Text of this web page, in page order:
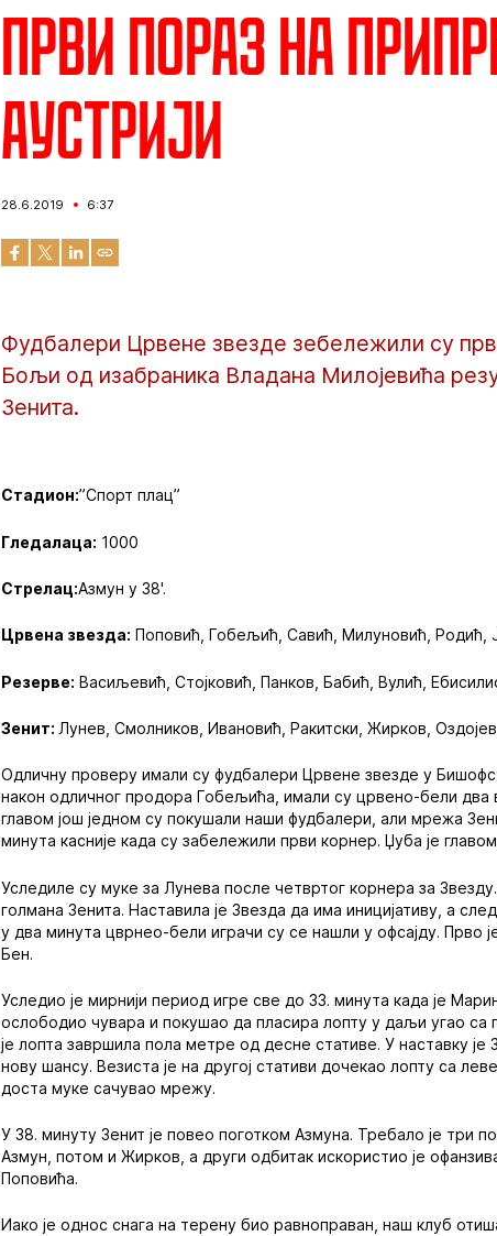
Први пораз на
Аустрији
28.6.2019 6:37
Фудбалери Црвене звезде зебележили су
Бољи од изабраника Владана Милојевића
Зенита.
Стадион:”Спорт плац”
Гледалаца: 1000
Стрелац:Азмун у 38'.
Црвена звезда: Поповић, Гобељић, Савић, Милуновић, Родић,
Резерве: Васиљевић, Стојковић, Панков, Бабић, Вулић,
Зенит: Лунев, Смолников, Ивановић, Ракитски, Жирков,
Одличну проверу имали су фудбалери Црвене звезде у
након одличног продора Гобељића, имали су црвено-бели два
главом још једном су покушали наши фудбалери, али мрежа
минута касније када су забележили први корнер. Џуба је
Уследиле су муке за Лунева после четвртог корнера за
голмана Зенита. Наставила је Звезда да има иницијативу, а
у два минута цврнео-бели играчи су се нашли у офсајду. Прво
Бен.
Уследио је мирнији период игре све до 33. минута када је
ослободио чувара и покушао да пласира лопту у даљи угао
је лопта завршила пола метре од десне стативе. У наставку је
нову шансу. Везиста је на другој стативи дочекао лопту са
доста муке сачувао мрежу.
У 38. минуту Зенит је повео поготком Азмуна. Требало је три
Азмун, потом и Жирков, а други одбитак искористио је
Поповића.
Иако је однос снага на терену био равноправан, наш клуб